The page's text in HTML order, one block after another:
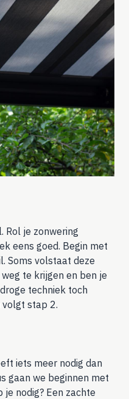
Rol je zonwering
eens goed. Begin met
Soms volstaat deze
te krijgen en ben je
techniek toch
stap 2.
iets meer nodig dan
gaan we beginnen met
nodig? Een zachte